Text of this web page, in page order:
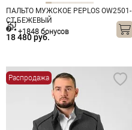
ПАЛЬТО МУЖСКОЕ PEPLOS OW2501-
CT БЕЖЕВЫЙ
18 480 руб.
+1848 бонусов
Распродажа